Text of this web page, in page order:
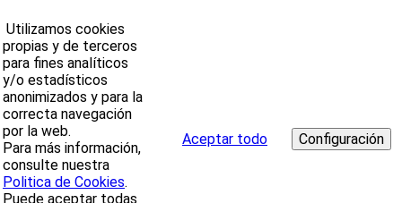
Utilizamos cookies
propias y de terceros
para fines analíticos
y/o estadísticos
anonimizados y para la
correcta navegación
por la web.
Para más información,
consulte nuestra
Politica de Cookies.
Puede aceptar todas
Aceptar todo